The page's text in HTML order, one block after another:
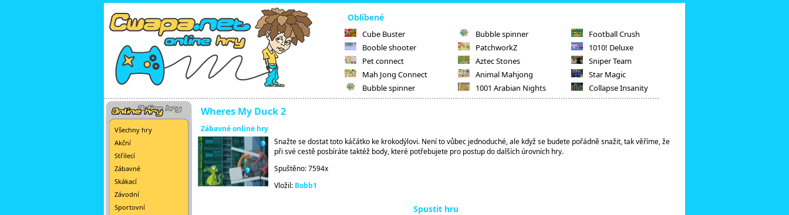
Oblíbené
Cube Buster
Booble shooter
Pet connect
Mah Jong Connect
Bubble spinner
Bubble spinner
PatchworkZ
Aztec Stones
Animal Mahjong
1001 Arabian Nights
Football Crush
1010! Deluxe
Sniper Team
Star Magic
Collapse Insanity
Všechny hry
Akční
Střílecí
Zábavné
Skákací
Závodní
Sportovní
Wheres My Duck 2
Zábavné online hry
Snažte se dostat toto káčátko ke krokodýlovi. Není to vůbec jednoduché, ale když se budete pořádně snažit, tak věříme, že
při své cestě posbíráte taktéž body, které potřebujete pro postup do dalších úrovních hry.
Spuštěno: 7594x
Vložil: Bobb1
Spustit hru